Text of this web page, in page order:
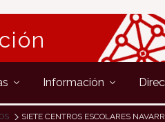
Información
SIETE CENTROS ESCOLARES NAVARROS DEL SECTOR DE EDUCACIÓN ESCOLAR CONSIGUEN LA